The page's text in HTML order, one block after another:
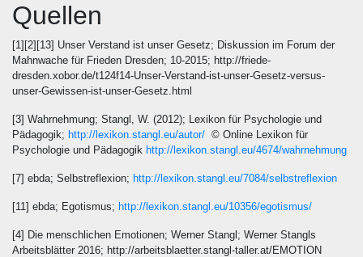
Quellen
[1][2][13] Unser Verstand ist unser Gesetz; Diskussion im Forum der
Mahnwache für Frieden Dresden; 10-2015; http://friede-
dresden.xobor.de/t124f14-Unser-Verstand-ist-unser-Gesetz-versus-
unser-Gewissen-ist-unser-Gesetz.html
[3] Wahrnehmung; Stangl, W. (2012); Lexikon für Psychologie und
Pädagogik; http://lexikon.stangl.eu/autor/ © Online Lexikon für
Psychologie und Pädagogik http://lexikon.stangl.eu/4674/wahrnehmung
[7] ebda; Selbstreflexion; http://lexikon.stangl.eu/7084/selbstreflexion
[11] ebda; Egotismus; http://lexikon.stangl.eu/10356/egotismus/
[4] Die menschlichen Emotionen; Werner Stangl; Werner Stangls
Arbeitsblätter 2016; http://arbeitsblaetter.stangl-taller.at/EMOTION